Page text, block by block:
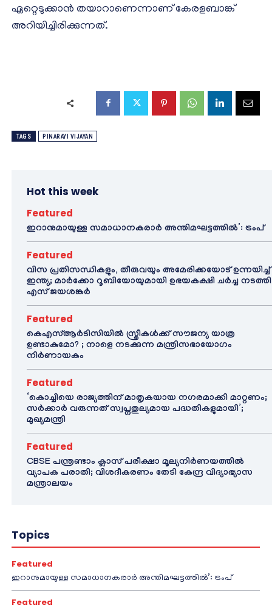
ഏറ്റെടുക്കാൻ തയാറാണെന്നാണ് കേരളബാങ്ക്
അറിയിച്ചിരിക്കുന്നത്.
TAGS PINARAYI VIJAYAN
Hot this week
Featured
ഇറാനുമായുള്ള സമാധാനകരാർ അന്തിമഘട്ടത്തിൽ‌’: ട്രംപ്
Featured
വിസ പ്രതിസന്ധികളും, തീരുവയും അമേരിക്കയോട് ഉന്നയിച്ച്
ഇന്ത്യ; മാർക്കോ റൂബിയോയുമായി ഉഭയകക്ഷി ചർച്ച നടത്തി
എസ് ജയശങ്കർ
Featured
കെഎസ്ആർടിസിയിൽ സ്ത്രീകൾക്ക് സൗജന്യ യാത്ര
ഉണ്ടാകുമോ? ; നാളെ നടക്കുന്ന മന്ത്രിസഭായോഗം
നിർണായകം
Featured
‘കൊച്ചിയെ രാജ്യത്തിന് മാതൃകയായ നഗരമാക്കി മാറ്റണം;
സർക്കാർ വരുന്നത് സ്വപ്നതുല്യമായ പദ്ധതികളുമായി’;
മുഖ്യമന്ത്രി
Featured
CBSE പന്ത്രണ്ടാം ക്ലാസ് പരീക്ഷാ മൂല്യനിർണയത്തിൽ
വ്യാപക പരാതി; വിശദീകരണം തേടി കേന്ദ്ര വിദ്യാഭ്യാസ
മന്ത്രാലയം
Topics
Featured
ഇറാനുമായുള്ള സമാധാനകരാർ അന്തിമഘട്ടത്തിൽ‌’: ട്രംപ്
Featured